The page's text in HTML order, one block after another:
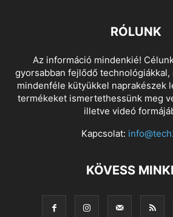
RÓLUNK
Az információ mindenkié!
gyorsabban fejlődő
mindenféle kütyükkel naprakészek
termékeket ismertethessünk meg
illetve videó
Kapcsolat:
KÖVESS